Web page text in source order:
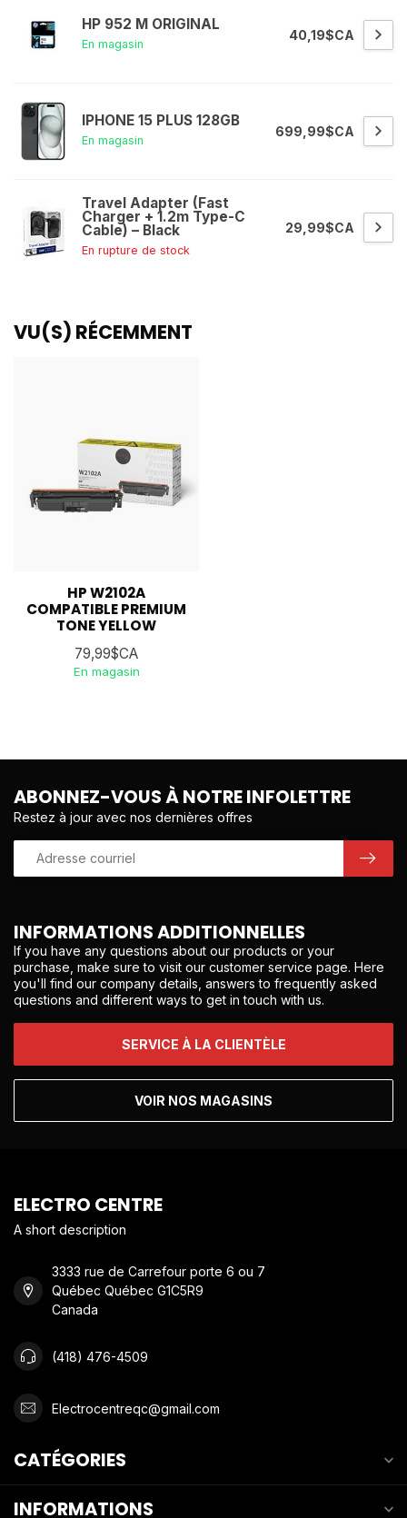
HP 952 M ORIGINAL
En magasin
40,19$CA
IPHONE 15 PLUS 128GB
En magasin
699,99$CA
Travel Adapter (Fast
Charger + 1.2m Type-C
Cable) – Black
En rupture de stock
29,99$CA
VU(S) RÉCEMMENT
HP W2102A
COMPATIBLE PREMIUM
TONE YELLOW
79,99$CA
En magasin
INFORMATIONS ADDITIONNELLES
If you have any questions about our products or your
purchase, make sure to visit our customer service page. Here
you'll find our company details, answers to frequently asked
questions and different ways to get in touch with us.
SERVICE À LA CLIENTÈLE
VOIR NOS MAGASINS
ABONNEZ-VOUS À NOTRE INFOLETTRE
Restez à jour avec nos dernières offres
ELECTRO CENTRE
A short description
3333 rue de Carrefour porte 6 ou 7
Québec Québec G1C5R9
Canada
(418) 476-4509
Electrocentreqc@gmail.com
CATÉGORIES
INFORMATIONS